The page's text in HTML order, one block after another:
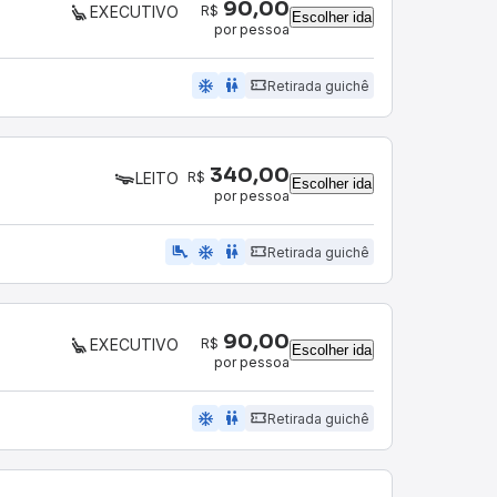
EXECUTIVO R$ 90,00
por pessoa
Escolher ida
ac_unit wc Retirada guichê
LEITO R$ 340,00
por pessoa
Escolher ida
airline_seat_legroom_extra ac_unit wc Retirada guichê
EXECUTIVO R$ 90,00
por pessoa
Escolher ida
ac_unit wc Retirada guichê